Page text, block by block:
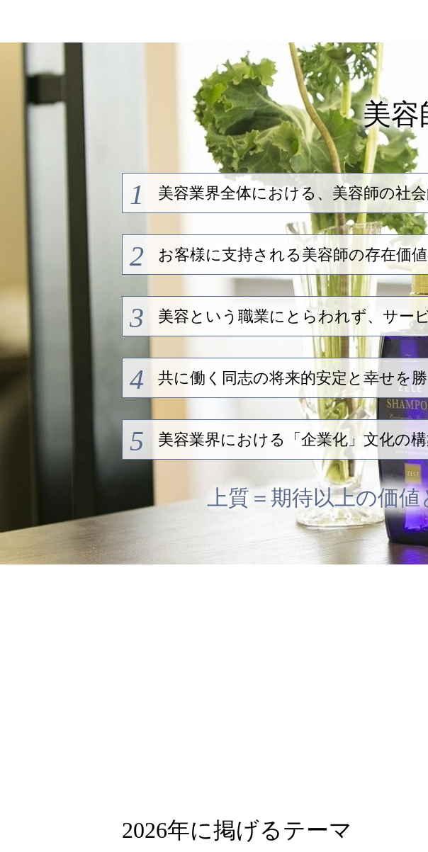
美容
1 美容業界全体における、美容師の社会
2 お客様に支持される美容師の存在価値
3 美容という職業にとらわれず、サー
4 共に働く同志の将来的安定と幸せを勝
5 美容業界における「企業化」文化の
上質＝期待以上の価
2026年に掲げるテーマ